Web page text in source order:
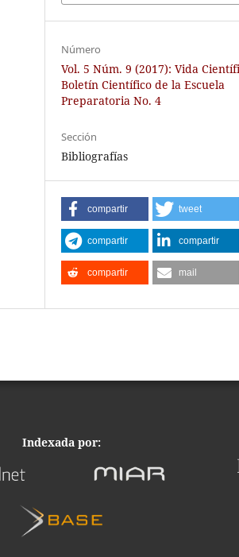
Número
Vol. 5 Núm. 9 (2017): Vida
Boletín Científico de la Escuela
Preparatoria No. 4
Sección
Bibliografías
compartir tweet
compartir compartir
compartir mail
Indexada por: